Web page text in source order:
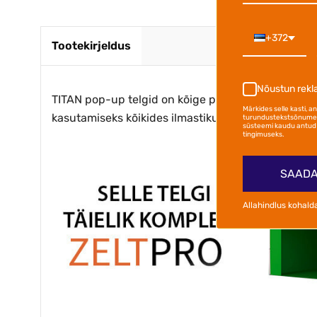
Tootekirjeldus
TITAN pop-up telgid on kõige populaarsemad
kasutamiseks kõikides ilmastikutingimustes.
+372
Nõustun
Märkides selle kasti,
süsteemi kaudu
tingimuseks.
Allahindlus